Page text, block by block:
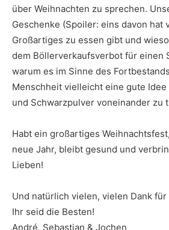
über Weihnachten zu sprechen.
Geschenke (Spoiler: eins davon hat
Großartiges zu essen gibt und
dem Böllerverkaufsverbot für einen
warum es im Sinne des
Menschheit vielleicht eine gute Idee
und Schwarzpulver voneinander zu
Habt ein großartiges
neue Jahr, bleibt gesund und
Lieben!
Und natürlich vielen, vielen Dank
Ihr seid die Besten!
André, Sebastian & Jochen